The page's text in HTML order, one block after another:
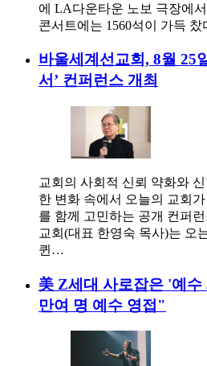
에 LA다운타운 노보 극장에
콘서트에는 1560석이 가득 찼
바울세계선교회, 8월 25
서’ 컨퍼런스 개최
교회의 사회적 신뢰 약화와
한 변화 속에서 오늘의 교회
를 함께 고민하는 공개 컨퍼
교회(대표 한영숙 목사)는 오
퀸…
美 Z세대 사로잡은 '예
만여 명 예수 영접"